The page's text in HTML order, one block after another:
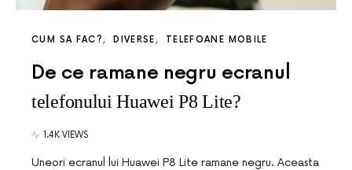
CUM SA FAC? DIVERSE TELEFOANE MOBILE
De ce ramane negru ecranul
telefonului Huawei P8 Lite?
1.4K VIEWS
Uneori ecranul lui Huawei P8 Lite ramane negru. Aceasta